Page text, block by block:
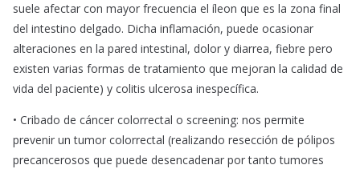
suele afectar con mayor frecuencia el íleon que es la zona final
del intestino delgado. Dicha inflamación, puede ocasionar
alteraciones en la pared intestinal, dolor y diarrea, fiebre pero
existen varias formas de tratamiento que mejoran la calidad de
vida del paciente) y colitis ulcerosa inespecífica.
• Cribado de cáncer colorrectal o screening: nos permite
prevenir un tumor colorrectal (realizando resección de pólipos
precancerosos que puede desencadenar por tanto tumores